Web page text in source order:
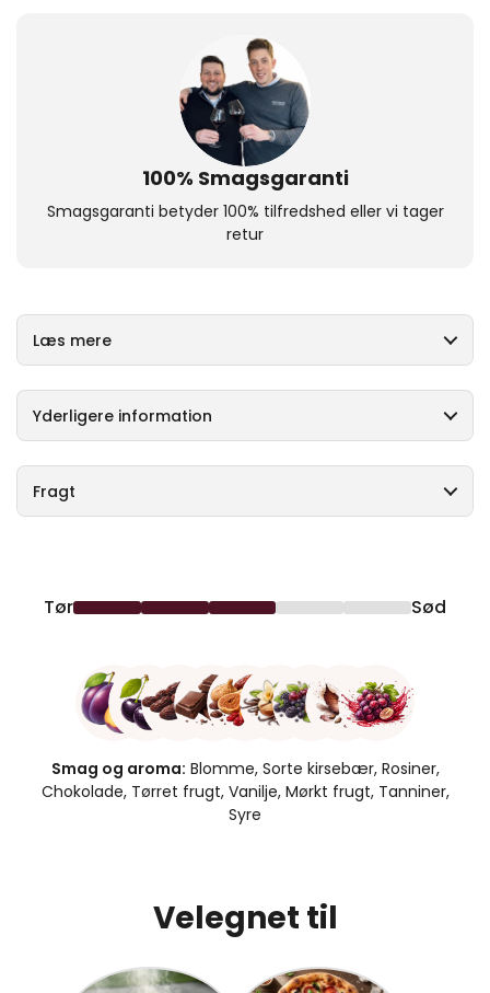
100% Smagsgaranti
Smagsgaranti betyder 100% tilfredshed eller vi tager
retur
Læs mere
Yderligere information
Fragt
Tør Sød
Smag og aroma: Blomme, Sorte kirsebær, Rosiner,
Chokolade, Tørret frugt, Vanilje, Mørkt frugt, Tanniner,
Syre
Velegnet til